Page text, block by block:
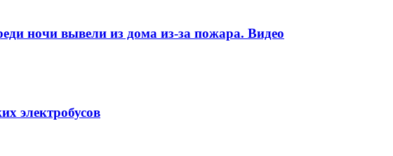
ночи вывели из дома из-за пожара. Видео
электробусов